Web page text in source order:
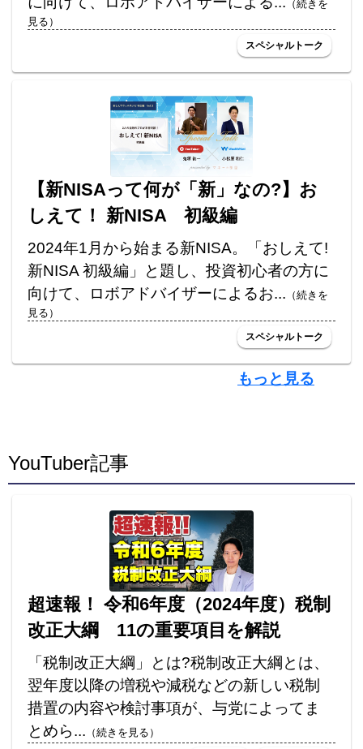
（続きを
見る）
スペシャルトーク
【新NISAって何が「新」なの?】お
しえて！ 新NISA 初級編
2024年1月から始まる新NISA。「おしえて!
新NISA 初級編」と題し、投資初心者の方に
向けて、ロボアドバイザーによるお... （続きを
見る）
スペシャルトーク
もっと見る
YouTuber記事
超速報！ 令和6年度（2024年度）税制
改正大綱 11の重要項目を解説
「税制改正大綱」とは?税制改正大綱とは、
翌年度以降の増税や減税などの新しい税制
措置の内容や検討事項が、与党によってま
とめら... （続きを見る）